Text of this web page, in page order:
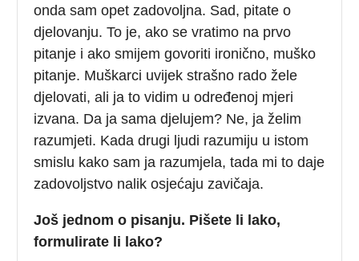
onda sam opet zadovoljna. Sad, pitate o
djelovanju. To je, ako se vratimo na prvo
pitanje i ako smijem govoriti ironično, muško
pitanje. Muškarci uvijek strašno rado žele
djelovati, ali ja to vidim u određenoj mjeri
izvana. Da ja sama djelujem? Ne, ja želim
razumjeti. Kada drugi ljudi razumiju u istom
smislu kako sam ja razumjela, tada mi to daje
zadovoljstvo nalik osjećaju zavičaja.
Još jednom o pisanju. Pišete li lako,
formulirate li lako?